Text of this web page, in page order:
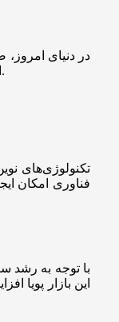
در دنیای
و کامپیوتری می‌پردازیم و نقش نوآوری‌ها را در شکل‌دهی به دنیای بازی‌های کامپیوتری مورد تحلیل قرار می‌دهیم.
تکنولوژی‌های
فناوری امکان
با توجه به رشد
این بازار پویا